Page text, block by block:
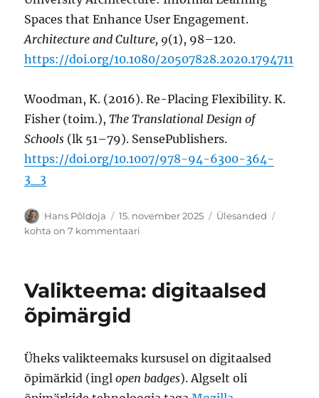
Spaces that Enhance User Engagement.
Architecture and Culture, 9(1), 98–120.
https://doi.org/10.1080/20507828.2020.1794711
Woodman, K. (2016). Re-Placing Flexibility. K.
Fisher (toim.),The Translational Design of
Schools (lk 51–79). SensePublishers.
https://doi.org/10.1007/978-94-6300-364-
3_3
Autor
Hans Põldoja Postitatud
15. november 2025 Rubriigid
Ülesanded
kohta on 7 kommentaari
Valikteema: digitaalsed
õpimärgid
Üheks valikteemaks kursusel on digitaalsed
õpimärkid (inglopen badges). Algselt oli